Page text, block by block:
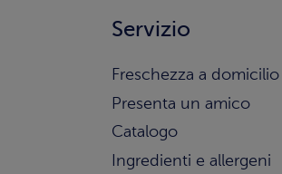
Servizio
Freschezza a domicilio
Presenta un amico
Catalogo
Ingredienti e allergeni